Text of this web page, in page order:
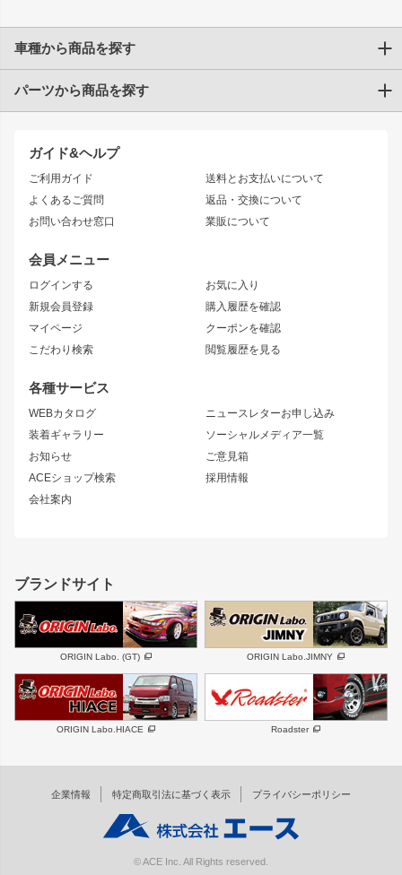
ガイド&ヘルプ
ご利用ガイド
よくあるご質問
お問い合わせ窓口
送料とお支払いについて
返品・交換について
業販について
会員メニュー
ログインする
新規会員登録
マイページ
こだわり検索
お気に入り
購入履歴を確認
クーポンを確認
閲覧履歴を見る
各種サービス
WEBカタログ
装着ギャラリー
お知らせ
ACEショップ検索
会社案内
ニュースレターお申し込み
ソーシャルメディア一覧
ご意見箱
採用情報
車種から商品を探す
トヨタ
JZX90 CHASER
JZX110 MARK II
JZX100 MARK II
JZX90 MARK II
トレノ
マークX
アリスト
ソアラ
アルテッツァ
ニッサン
S15 シルビア
S14 シルビア 後期
S13 シルビア
180SX
シルエイティ
ワンビア
ローレル
セフィーロ
キャラバン
スズキ
GS350
SC
スバル 三菱
デリカ D:5
軽自動車 汎用
パーツから商品を探す
エアロシリーズ
ドリフトライン
風神
雷神
レーシングライン
アタックライン
ストリームライン
リアウイング
ジムニーパーツ
ホイール
MUD-S7
MUD-SR7
まつど家 鉄漢
ボンネット
フェンダー
サイドパーツ
リアゲート
メンテナンスパーツ
ハイエースパーツ
ホイール
DAYTONA-RS
DAYTONA-RS NEO
エアロシリーズ
RUGGER MODEL
DTM:exclusive
オーバーフェンダー
ワイパーガード
ブランドサイト
ORIGIN Labo. (GT) ORIGIN Labo.JIMNY
ORIGIN Labo.HIACE Roadster
企業情報 特定商取引法に基づく表示 プライバシーポリシー
© ACE Inc. All Rights reserved.